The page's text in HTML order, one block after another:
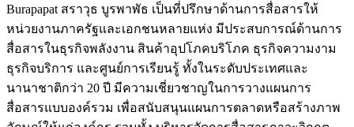
Burapapat สราวุ​ธ บูรพาพัธ เป็นที่ปรึกษาด้านการสื่อสารให้
หน่วยงานภาครัฐและเอกชนหลายแห่ง มีประสบการณ์ด้านการ
สื่อสารในธุรกิจพลังงาน สินค้าอุปโภคบริโภค ธุรกิจความงาม
ธุรกิจบริการ และศูนย์การเรียนรู้ ทั้งในระดับประเทศและ
นานาชาติกว่า 20 ปี มีความเชี่ยวชาญในการวางแผนการ
สื่อสารแบบองค์รวม เพื่อสนับสนุนแผนการตลาดหรือสร้างภาพ